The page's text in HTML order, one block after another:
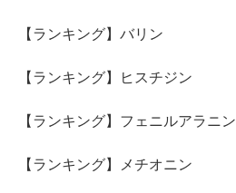
【ランキング】バリン
【ランキング】ヒスチジン
【ランキング】フェニルアラニン
【ランキング】メチオニン